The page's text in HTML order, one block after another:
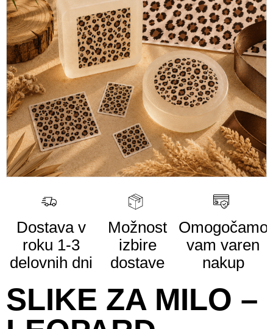
Dostava v
roku 1-3
delovnih dni
Možnost
izbire
dostave
Omogočamo
vam varen
nakup
SLIKE ZA MILO –